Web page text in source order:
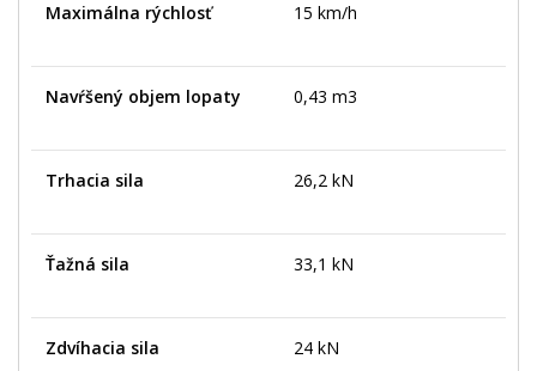
Maximálna rýchlosť 15 km/h
Navŕšený objem lopaty 0,43 m3
Trhacia sila 26,2 kN
Ťažná sila 33,1 kN
Zdvíhacia sila 24 kN